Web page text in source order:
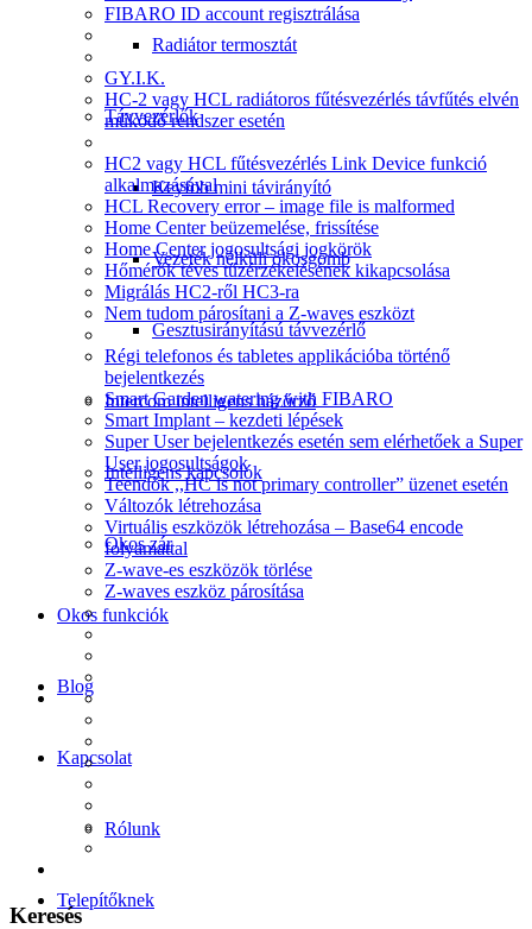
Radiátor termosztát
Távvezérlők
Keyfob mini távirányító
Vezeték nélküli okosgomb
Gesztusirányítású távvezérlő
Intercom intelligens házőrző
Intelligens kapcsolók
Okos zár
Okos funkciók
Blog
Kapcsolat
Rólunk
Telepítőknek
FIBARO ID account regisztrálása
GY.I.K.
HC-2 vagy HCL radiátoros fűtésvezérlés távfűtés elvén
működő rendszer esetén
HC2 vagy HCL fűtésvezérlés Link Device funkció
alkalmazásával
HCL Recovery error – image file is malformed
Home Center beüzemelése, frissítése
Home Center jogosultsági jogkörök
Hőmérők téves tűzérzékelésének kikapcsolása
Migrálás HC2-ről HC3-ra
Nem tudom párosítani a Z-waves eszközt
Régi telefonos és tabletes applikációba történő
bejelentkezés
Smart Garden watering with FIBARO
Smart Implant – kezdeti lépések
Super User bejelentkezés esetén sem elérhetőek a Super
User jogosultságok
Teendők ,,HC is not primary controller” üzenet esetén
Változók létrehozása
Virtuális eszközök létrehozása – Base64 encode
folyamattal
Z-wave-es eszközök törlése
Z-waves eszköz párosítása
Keresés